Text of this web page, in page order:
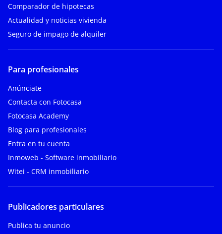
Comparador de hipotecas
Actualidad y noticias vivienda
Seguro de impago de alquiler
Para profesionales
Anúnciate
Contacta con Fotocasa
Fotocasa Academy
Blog para profesionales
Entra en tu cuenta
Inmoweb - Software inmobiliario
Witei - CRM inmobiliario
Publicadores particulares
Publica tu anuncio